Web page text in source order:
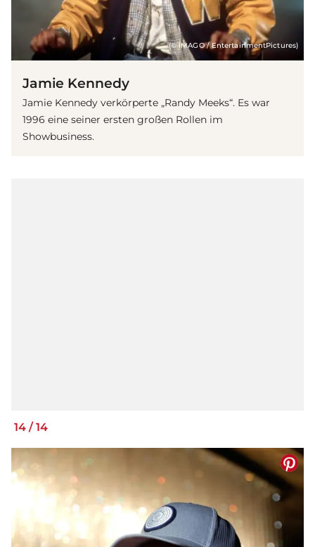
(© IMAGO / EntertainmentPictures)
Jamie Kennedy
Jamie Kennedy verkörperte „Randy Meeks“. Es war
1996 eine seiner ersten großen Rollen im
Showbusiness.
14 /14